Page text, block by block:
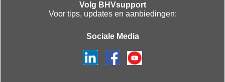
Volg BHVsupport
Voor tips, updates en aanbiedingen:
Sociale Media